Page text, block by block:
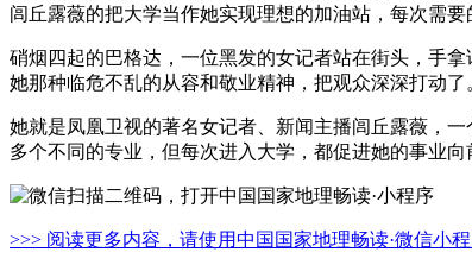
闾丘露薇的把大学当作她实现理想的加油站，每次需
硝烟四起的巴格达，一位黑发的女记者站在街头，手
她那种临危不乱的从容和敬业精神，把观众深深打动了
她就是凤凰卫视的著名女记者、新闻主播闾丘露薇，
多个不同的专业，但每次进入大学，都促进她的事业向
>>> 阅读更多内容，请使用中国国家地理畅读·微信小